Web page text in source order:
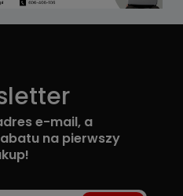
e-mail, a
na pierwszy